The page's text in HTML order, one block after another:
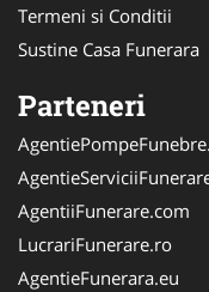
Termeni si Conditii
Sustine Casa Funerara
Parteneri
AgentiiFunerare.com
LucrariFunerare.ro
AgentieFunerara.eu